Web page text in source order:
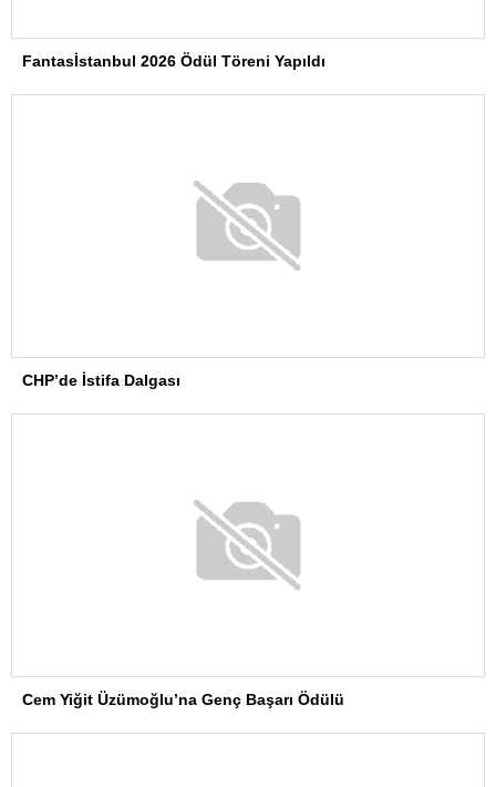
Fantasİstanbul 2026 Ödül Töreni Yapıldı
CHP’de İstifa Dalgası
Cem Yiğit Üzümoğlu’na Genç Başarı Ödülü